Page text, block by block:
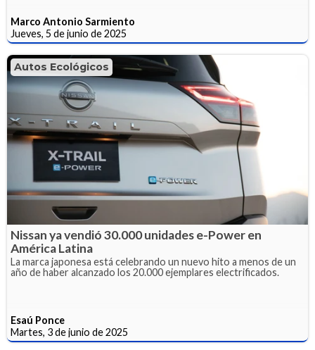
Marco Antonio Sarmiento
Jueves, 5 de junio de 2025
Autos Ecológicos
Nissan ya vendió 30.000 unidades e-Power en
América Latina
La marca japonesa está celebrando un nuevo hito a menos de un
año de haber alcanzado los 20.000 ejemplares electrificados.
Esaú Ponce
Martes, 3 de junio de 2025